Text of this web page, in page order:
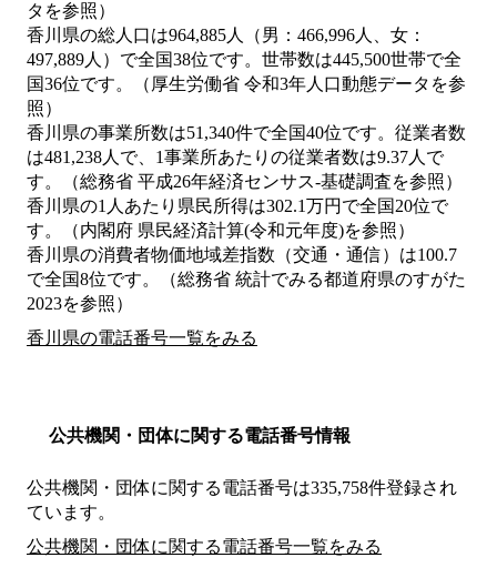
タを参照）
香川県の総人口は964,885人（男：466,996人、女：
497,889人）で全国38位です。世帯数は445,500世帯で全
国36位です。（厚生労働省 令和3年人口動態データを参
照）
香川県の事業所数は51,340件で全国40位です。従業者数
は481,238人で、1事業所あたりの従業者数は9.37人で
す。（総務省 平成26年経済センサス‐基礎調査を参照）
香川県の1人あたり県民所得は302.1万円で全国20位で
す。（内閣府 県民経済計算(令和元年度)を参照）
香川県の消費者物価地域差指数（交通・通信）は100.7
で全国8位です。（総務省 統計でみる都道府県のすがた
2023を参照）
香川県の電話番号一覧をみる
公共機関・団体に関する電話番号情報
公共機関・団体に関する電話番号は335,758件登録され
ています。
公共機関・団体に関する電話番号一覧をみる